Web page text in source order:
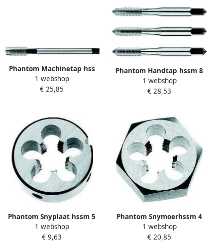
Phantom Machinetap hss
din 376m 3
1 webshop
€ 25,85
Phantom Handtap hssm 8
(set)
1 webshop
€ 28,53
Phantom Snyplaat hssm 5
20x 7
1 webshop
€ 9,63
Phantom Snymoerhssm 4
1 webshop
€ 20,85